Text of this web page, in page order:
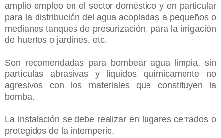
amplio empleo en el sector doméstico y en particular
para la distribución del agua acopladas a pequeños o
medianos tanques de presurización, para la irrigación
de huertos o jardines, etc.
Son recomendadas para bombear agua limpia, sin
partículas abrasivas y líquidos químicamente no
agresivos con los materiales que constituyen la
bomba.
La instalación se debe realizar en lugares cerrados o
protegidos de la intemperie.